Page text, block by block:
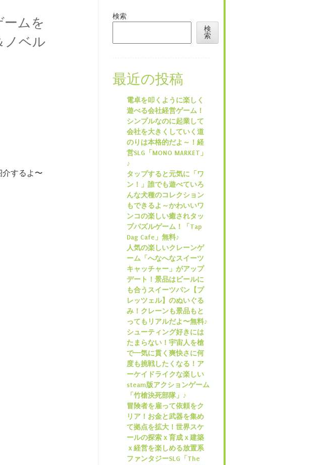
ームを
ノベル
介するよ〜
検索
検
索
最近の投稿
電卓を叩くように楽しく
遊べる会社経営ゲーム！
シンプルなのに起業して
会社を大きくしていく道
のりは本格的だよ～！経
営SLG「MONO MARKET」
♪
タップすると元気に「ワ
ン！」誰でも遊べていろ
んな犬種のコレクション
もできるよ～かわいいワ
ンコの楽しい癒されタッ
プパズルゲーム！「Tap
Dag Cafe」無料♪
人気の楽しいクレーンゲ
ーム「へなへなスイーツ
キャッチャー」がアップ
デート！景品はビールに
も合うスイーツパン【プ
レッツェル】のぬいぐる
み！クレーンも景品もと
ってもリアルだよ〜無料♪
シューティング好きには
たまらない！宇宙人を槍
で一気に貫く爽快さに何
度も挑戦したくなる！ア
ーケイドライクな楽しい
steam版アクションゲーム
「竹槍決死部隊」♪
冒険者を雇って依頼をク
リア！お金と武器を集め
て拠点を拡大！世界スケ
ールの探索ｘ育成ｘ建築
ｘ経営を楽しめる放置系
ファンタジーSLG「The